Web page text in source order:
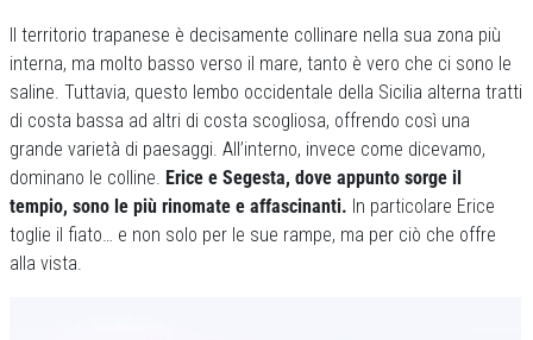
Il territorio trapanese è decisamente collinare nella sua zona più
interna, ma molto basso verso il mare, tanto è vero che ci sono le
saline. Tuttavia, questo lembo occidentale della Sicilia alterna tratti
di costa bassa ad altri di costa scogliosa, offrendo così una
grande varietà di paesaggi. All’interno, invece come dicevamo,
dominano le colline. Erice e Segesta, dove appunto sorge il
tempio, sono le più rinomate e affascinanti. In particolare Erice
toglie il fiato… e non solo per le sue rampe, ma per ciò che offre
alla vista.